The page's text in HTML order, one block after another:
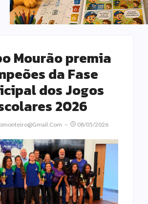
Mourão premia
da Fase
dos Jogos
2026
08/05/2026